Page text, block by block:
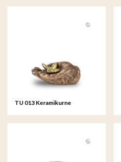
TU 013 Keramikurne